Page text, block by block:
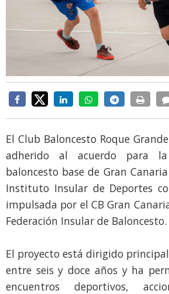
El Club Baloncesto Roque
adherido al acuerdo para
baloncesto base de Gran
Instituto Insular de Deportes
impulsada por el CB Gran
Federación Insular de Baloncesto.
El proyecto está dirigido
entre seis y doce años y ha
encuentros deportivos,